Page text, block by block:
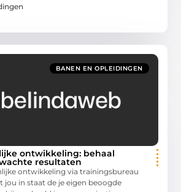
BANEN EN OPLEIDINGEN
ontwikkeling: behaal
resultaten
ontwikkeling via trainingsbureau
jou in staat de je eigen beoogde